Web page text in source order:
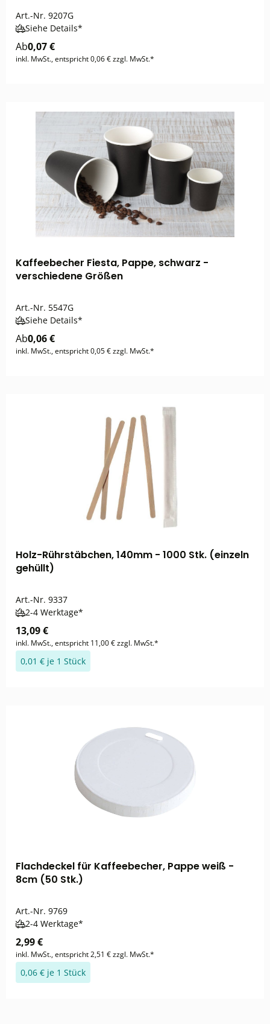
Art.-Nr. 9207G
Siehe Details*
Ab0,07 €
inkl. MwSt., entspricht 0,06 € zzgl. MwSt.*
Kaffeebecher Fiesta, Pappe, schwarz -
verschiedene Größen
Art.-Nr. 5547G
Siehe Details*
Ab0,06 €
inkl. MwSt., entspricht 0,05 € zzgl. MwSt.*
Holz-Rührstäbchen, 140mm - 1000 Stk. (einzeln
gehüllt)
Art.-Nr. 9337
2-4 Werktage*
13,09 €
inkl. MwSt., entspricht 11,00 € zzgl. MwSt.*
0,01 € je 1 Stück
Flachdeckel für Kaffeebecher, Pappe weiß -
8cm (50 Stk.)
Art.-Nr. 9769
2-4 Werktage*
2,99 €
inkl. MwSt., entspricht 2,51 € zzgl. MwSt.*
0,06 € je 1 Stück